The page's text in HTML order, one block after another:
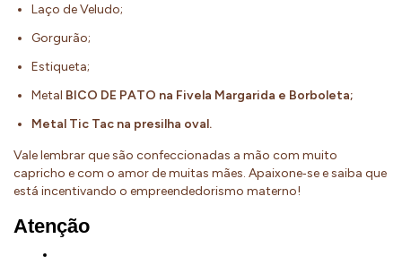
Laço de Veludo;
Gorgurão;
Estiqueta;
Metal BICO DE PATO na Fivela Margarida e Borboleta;
Metal Tic Tac na presilha oval.
Vale lembrar que são confeccionadas a mão com muito
capricho e com o amor de muitas mães. Apaixone‐se e saiba que
está incentivando o empreendedorismo materno!
Atenção